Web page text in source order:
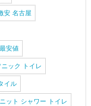
安 名古屋
安値
ック トイレ
イル
ット シャワー トイレ